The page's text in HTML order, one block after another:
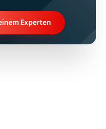
Experten